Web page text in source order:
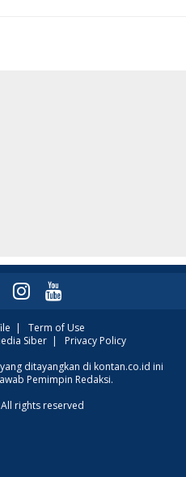
| Term of Use
Siber| Privacy Policy
ditayangkan di kontan.co.id ini
Pemimpin Redaksi.
rights reserved